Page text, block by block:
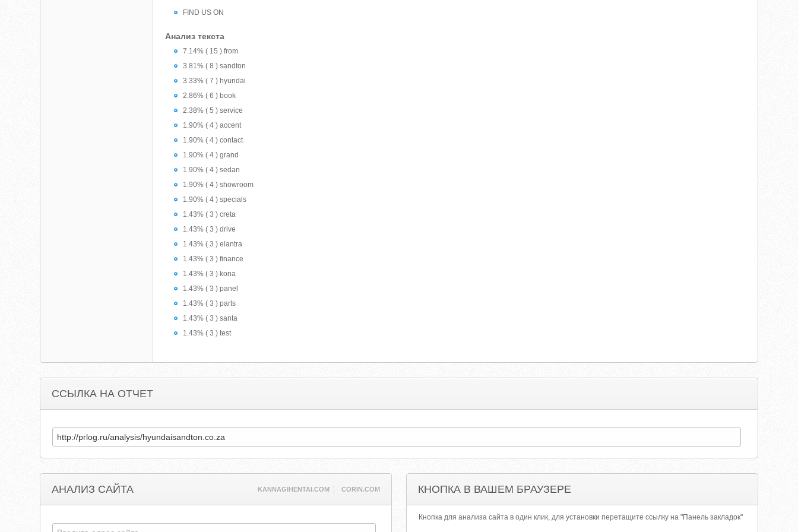
FIND US ON
Анализ текста
7.14% ( 15 ) from
3.81% ( 8 ) sandton
3.33% ( 7 ) hyundai
2.86% ( 6 ) book
2.38% ( 5 ) service
1.90% ( 4 ) accent
1.90% ( 4 ) contact
1.90% ( 4 ) grand
1.90% ( 4 ) sedan
1.90% ( 4 ) showroom
1.90% ( 4 ) specials
1.43% ( 3 ) creta
1.43% ( 3 ) drive
1.43% ( 3 ) elantra
1.43% ( 3 ) finance
1.43% ( 3 ) kona
1.43% ( 3 ) panel
1.43% ( 3 ) parts
1.43% ( 3 ) santa
1.43% ( 3 ) test
ССЫЛКА НА ОТЧЕТ
АНАЛИЗ САЙТА KANNAGIHENTAI.COM CORIN.COM КНОПКА В ВАШЕМ БРАУЗЕРЕ
Кнопка для анализа сайта в один клик, для установки перетащите ссылку на "Панель закладок"